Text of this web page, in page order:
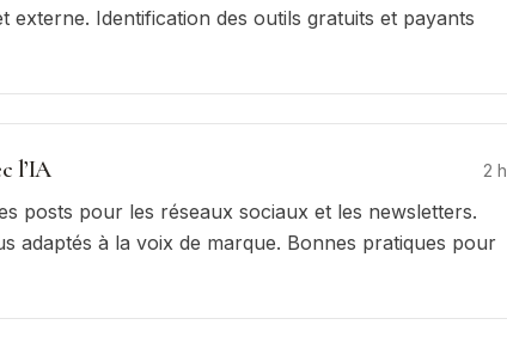
externe. Identification des outils gratuits et payants
l’IA 2 h
posts pour les réseaux sociaux et les newsletters.
adaptés à la voix de marque. Bonnes pratiques pour